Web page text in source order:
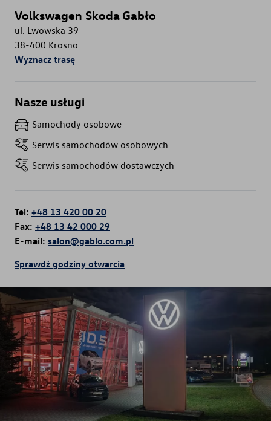
Volkswagen Skoda Gabło
ul. Lwowska 39
38-400 Krosno
Wyznacz trasę
Nasze usługi
Samochody osobowe
Serwis samochodów osobowych
Serwis samochodów dostawczych
Tel: +48 13 420 00 20
Fax: +48 13 42 000 29
E-mail: salon@gablo.com.pl
Sprawdź godziny otwarcia